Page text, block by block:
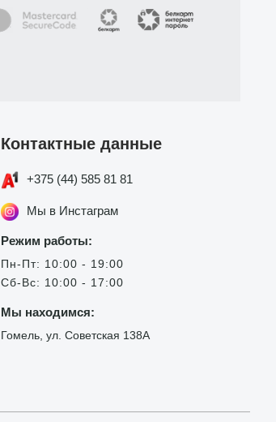
Контактные данные
+375 (44) 585 81 81
Мы в Инстаграм
Режим работы:
Пн-Пт: 10:00 - 19:00
Сб-Вс: 10:00 - 17:00
Мы находимся:
Гомель, ул. Советская 138А